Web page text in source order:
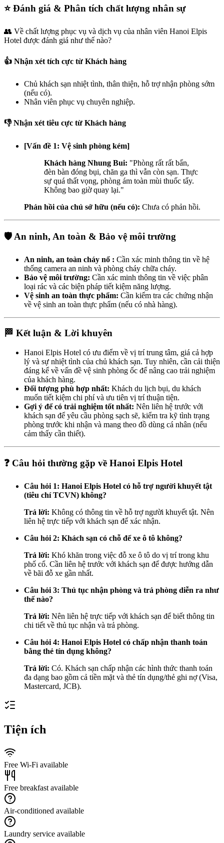
⭐ Đánh giá & Phân tích chất lượng nhân sự
👥 Về chất lượng phục vụ và dịch vụ của nhân viên Hanoi Elpis
Hotel được đánh giá như thế nào?
👍 Nhận xét tích cực từ Khách hàng
Chủ khách sạn nhiệt tình, thân thiện, hỗ trợ nhận phòng sớm
(nếu có).
Nhân viên phục vụ chuyên nghiệp.
👎 Nhận xét tiêu cực từ Khách hàng
[Vấn đề 1: Vệ sinh phòng kém]
Khách hàng Nhung Bui: "Phòng rất rất bẩn,
đèn bàn đóng bụi, chăn ga thì vẫn còn sạn. Thực
sự quá thất vọng, phòng ám toàn mùi thuốc tẩy.
Không bao giờ quay lại."
Phản hồi của chủ sở hữu (nếu có): Chưa có phản hồi.
🛡️ An ninh, An toàn & Bảo vệ môi trường
An ninh, an toàn cháy nổ : Cần xác minh thông tin về hệ
thống camera an ninh và phòng cháy chữa cháy.
Bảo vệ môi trường: Cần xác minh thông tin về việc phân
loại rác và các biện pháp tiết kiệm năng lượng.
Vệ sinh an toàn thực phẩm: Cần kiểm tra các chứng nhận
về vệ sinh an toàn thực phẩm (nếu có nhà hàng).
🏁 Kết luận & Lời khuyên
Hanoi Elpis Hotel có ưu điểm về vị trí trung tâm, giá cả hợp
lý và sự nhiệt tình của chủ khách sạn. Tuy nhiên, cần cải thiện
đáng kể về vấn đề vệ sinh phòng ốc để nâng cao trải nghiệm
của khách hàng.
Đối tượng phù hợp nhất: Khách du lịch bụi, du khách
muốn tiết kiệm chi phí và ưu tiên vị trí thuận tiện.
Gợi ý để có trải nghiệm tốt nhất: Nên liên hệ trước với
khách sạn để yêu cầu phòng sạch sẽ, kiểm tra kỹ tình trạng
phòng trước khi nhận và mang theo đồ dùng cá nhân (nếu
cảm thấy cần thiết).
❓ Câu hỏi thường gặp về Hanoi Elpis Hotel
Câu hỏi 1: Hanoi Elpis Hotel có hỗ trợ người khuyết tật
(tiêu chí TCVN) không?
Trả lời: Không có thông tin về hỗ trợ người khuyết tật. Nên
liên hệ trực tiếp với khách sạn để xác nhận.
Câu hỏi 2: Khách sạn có chỗ để xe ô tô không?
Trả lời: Khó khăn trong việc đỗ xe ô tô do vị trí trong khu
phố cổ. Cần liên hệ trước với khách sạn để được hướng dẫn
về bãi đỗ xe gần nhất.
Câu hỏi 3: Thủ tục nhận phòng và trả phòng diễn ra như
thế nào?
Trả lời: Nên liên hệ trực tiếp với khách sạn để biết thông tin
chi tiết về thủ tục nhận và trả phòng.
Câu hỏi 4: Hanoi Elpis Hotel có chấp nhận thanh toán
bằng thẻ tín dụng không?
Trả lời: Có. Khách sạn chấp nhận các hình thức thanh toán
đa dạng bao gồm cả tiền mặt và thẻ tín dụng/thẻ ghi nợ (Visa,
Mastercard, JCB).
Tiện ích
Free Wi-Fi available
Free breakfast available
Air-conditioned available
Laundry service available